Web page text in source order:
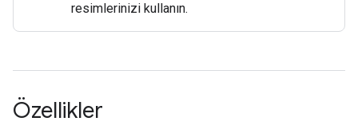
resimlerinizi kullanın.
Özellikler